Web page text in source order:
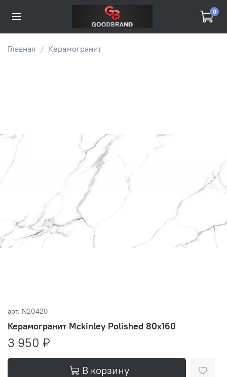
0
Главная Керамогранит
арт. N20420
Керамогранит Mckinley Polished 80x160
3 950 ₽
В корзину